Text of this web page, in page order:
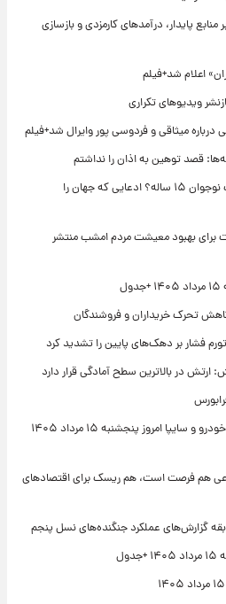
منابع پایدار، درآمدهای کارمزدی و بازسازی
اعلام شد+فیلم
ویدیوهای تکراری
میثاقی و فردوسی پور وایرال شد+فیلم
قصد توهین به اذان را نداشتم
راز طول عمر انسان در دستان یک نوجوان ۱۵ ساله؟ ادعایی که جهان را
برای بهبود معیشت مردم امشب منتشر
کاهش تحرک خریداران و فروشندگان
فشار بر دهک‌های پایین را تشدید کرد
در بالاترین سطح آمادگی قرار دارد
تغییر تند قیمت محصولات ایران‌خودرو و سایپا امروز پنجشنبه ۱۵ مرداد ۱۴۰۵
هم فرصت است، هم ریسک برای اقتصادهای